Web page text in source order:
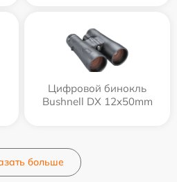
Цифровой бинокль
Bushnell DX 12x50mm
больше